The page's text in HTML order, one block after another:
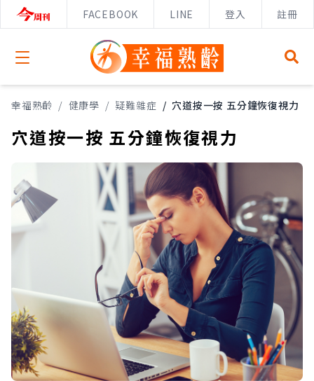
FACEBOOK LINE 登入 註冊
Open menu
幸福熟齡 / 健康學 / 疑難雜症 / 穴道按一按 五分鐘恢復視力
穴道按一按 五分鐘恢復視力